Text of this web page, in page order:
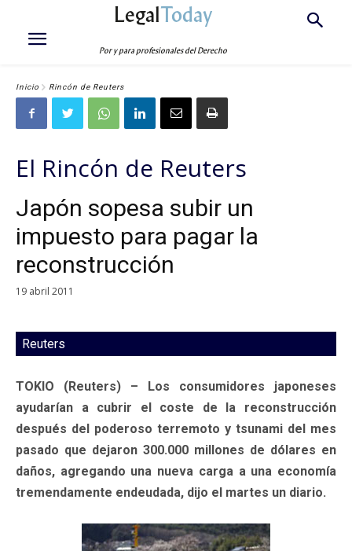
LegalToday
Por y para profesionales del Derecho
Inicio Rincón de Reuters
El Rincón de Reuters
Japón sopesa subir un
impuesto para pagar la
reconstrucción
19 abril 2011
Reuters
TOKIO (Reuters) – Los consumidores japoneses
ayudarían a cubrir el coste de la reconstrucción
después del poderoso terremoto y tsunami del mes
pasado que dejaron 300.000 millones de dólares en
daños, agregando una nueva carga a una economía
tremendamente endeudada, dijo el martes un diario.